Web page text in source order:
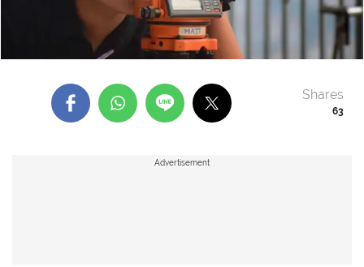
63
Shares
Advertisement